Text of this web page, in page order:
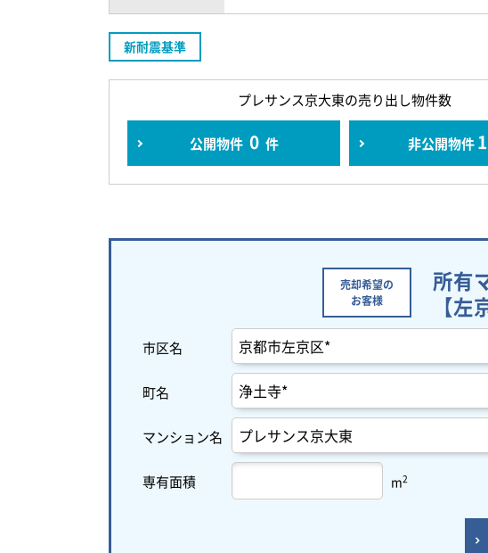
新耐震基準
プレサンス京大東の売り出し物件数
公開物件 0 件 非公開物件1
売却希望の
お客様
所有
【
市区名
町名
マンション名
専有面積 m2